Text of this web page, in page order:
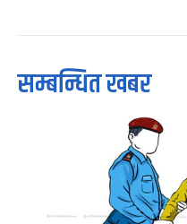
सम्बन्धित खबर